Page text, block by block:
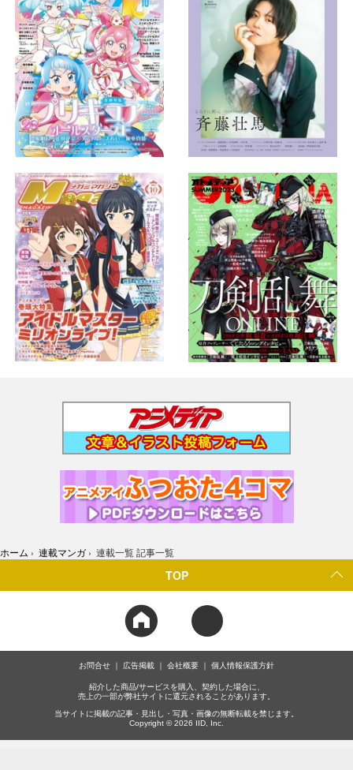
ホーム › 連載マンガ › 連載一覧 記事一覧
TOP
お問合せ 広告掲載 会社概要 個人情報保護方針
紹介した商品/サービスを購入、契約した場合に、
売上の一部が弊社サイトに還元されることがあります。
当サイトに掲載の記事・見出し・写真・画像の無断転載を禁じます。
Copyright © 2026 IID, Inc.